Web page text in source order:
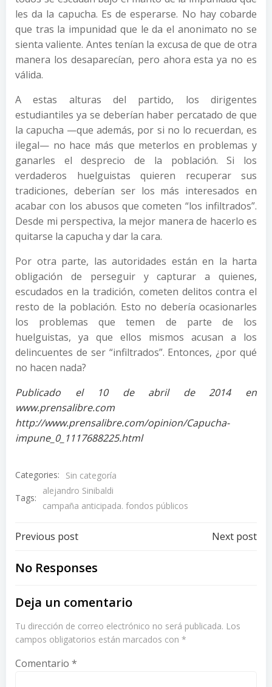
les da la capucha. Es de esperarse. No hay cobarde
que tras la impunidad que le da el anonimato no se
sienta valiente. Antes tenían la excusa de que de otra
manera los desaparecían, pero ahora esta ya no es
válida.
A estas alturas del partido, los dirigentes
estudiantiles ya se deberían haber percatado de que
la capucha —que además, por si no lo recuerdan, es
ilegal— no hace más que meterlos en problemas y
ganarles el desprecio de la población. Si los
verdaderos huelguistas quieren recuperar sus
tradiciones, deberían ser los más interesados en
acabar con los abusos que cometen “los infiltrados”.
Desde mi perspectiva, la mejor manera de hacerlo es
quitarse la capucha y dar la cara.
Por otra parte, las autoridades están en la harta
obligación de perseguir y capturar a quienes,
escudados en la tradición, cometen delitos contra el
resto de la población. Esto no debería ocasionarles
los problemas que temen de parte de los
huelguistas, ya que ellos mismos acusan a los
delincuentes de ser “infiltrados”. Entonces, ¿por qué
no hacen nada?
Publicado el 10 de abril de 2014 en
www.prensalibre.com
http://www.prensalibre.com/opinion/Capucha-
impune_0_1117688225.html
Categories:
Sin categoría
Tags:
alejandro Sinibaldi
campaña anticipada. fondos públicos
Post
navigation
Previous post Next post
No Responses
Deja un comentario
Tu dirección de correo electrónico no será publicada. Los
campos obligatorios están marcados con *
Comentario *